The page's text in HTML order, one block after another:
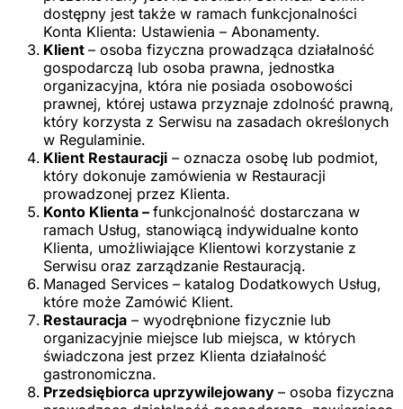
dostępny jest także w ramach funkcjonalności
Konta Klienta: Ustawienia – Abonamenty.
Klient – osoba fizyczna prowadząca działalność
gospodarczą lub osoba prawna, jednostka
organizacyjna, która nie posiada osobowości
prawnej, której ustawa przyznaje zdolność prawną,
który korzysta z Serwisu na zasadach określonych
w Regulaminie.
Klient Restauracji – oznacza osobę lub podmiot,
który dokonuje zamówienia w Restauracji
prowadzonej przez Klienta.
Konto Klienta – funkcjonalność dostarczana w
ramach Usług, stanowiącą indywidualne konto
Klienta, umożliwiające Klientowi korzystanie z
Serwisu oraz zarządzanie Restauracją.
Managed Services – katalog Dodatkowych Usług,
które może Zamówić Klient.
Restauracja – wyodrębnione fizycznie lub
organizacyjnie miejsce lub miejsca, w których
świadczona jest przez Klienta działalność
gastronomiczna.
Przedsiębiorca uprzywilejowany – osoba fizyczna